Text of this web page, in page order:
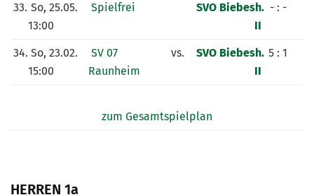
33. So, 25.05.
13:00
Spielfrei
SVO Biebesh.
II
- : -
34. So, 23.02.
15:00
SV 07
Raunheim
vs.
SVO Biebesh.
II
5 : 1
zum Gesamtspielplan
HERREN 1a